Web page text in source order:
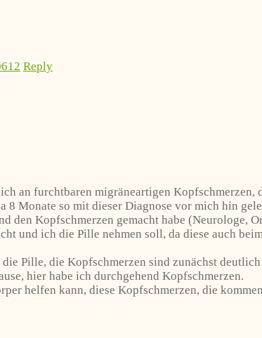
Reply
an furchtbaren migräneartigen
8 Monate so mit dieser Diagnose vor mich hin
den Kopfschmerzen gemacht habe (Neurologe,
und ich die Pille nehmen soll, da diese auch
Pille, die Kopfschmerzen sind zunächst
hier habe ich durchgehend Kopfschmerzen.
helfen kann, diese Kopfschmerzen, die